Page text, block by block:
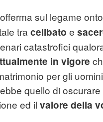
sul legame
tra celibato e
catastrofici
in vigore
per gli
quello di oscurare
ed il valore della